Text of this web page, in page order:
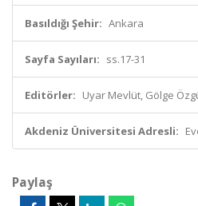
Basıldığı Şehir: Ankara
Sayfa Sayıları: ss.17-31
Editörler: Uyar Mevlüt, Gölge
Akdeniz Üniversitesi Adresli:
Paylaş